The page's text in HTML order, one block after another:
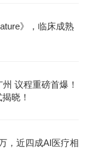
》，临床成熟
议程重磅首爆！
晓！
，近四成AI医疗相